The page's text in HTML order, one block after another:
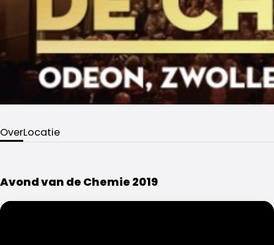
OverLocatie
Avond van de Chemie 2019